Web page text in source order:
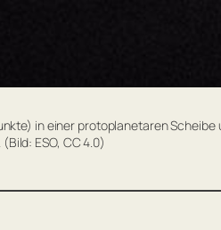
in einer protoplanetaren
ESO, CC 4.0)